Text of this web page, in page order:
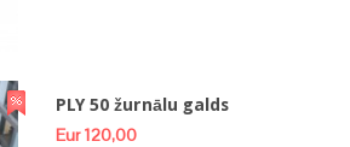
PLY 50 žurnālu galds
Eur 120,00